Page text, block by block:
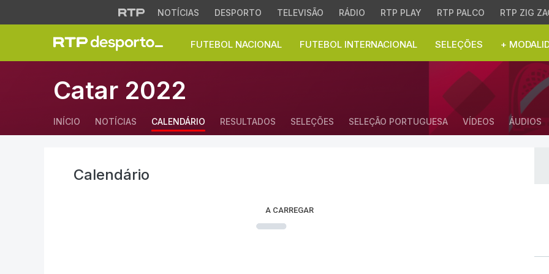
NOTÍCIAS DESPORTO TELEVISÃO RÁDIO RTP PLAY RTP PALCO RTP ZIG
FUTEBOL NACIONAL FUTEBOL INTERNACIONAL SELEÇÕES +
Calendário - Mundial 2022 -
Catar 2022
INÍCIO NOTÍCIAS CALENDÁRIO RESULTADOS SELEÇÕES SELEÇÃO PORTUGUESA VÍDEOS ÁUDIOS
Calendário
A CARREGAR